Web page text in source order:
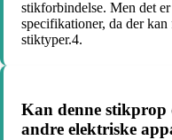
stikforbindelse. Men det
specifikationer, da der
stiktyper.4.
Kan denne stikprop
andre elektriske